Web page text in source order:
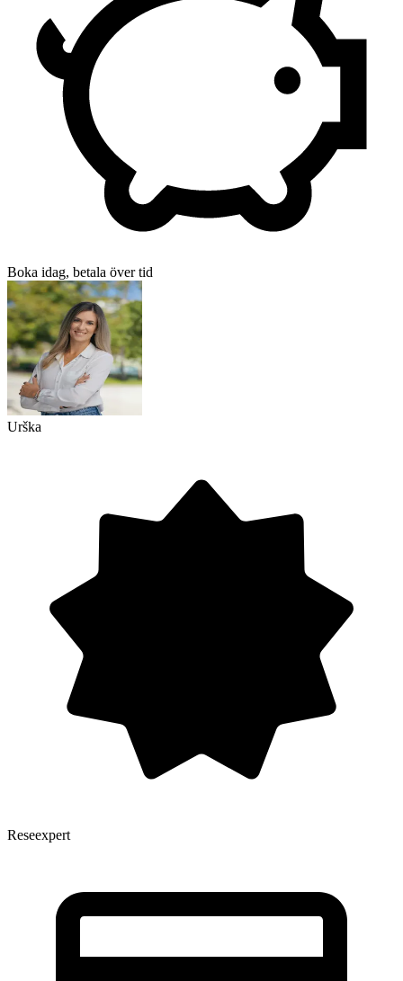
Boka idag, betala över tid
Urška
Reseexpert